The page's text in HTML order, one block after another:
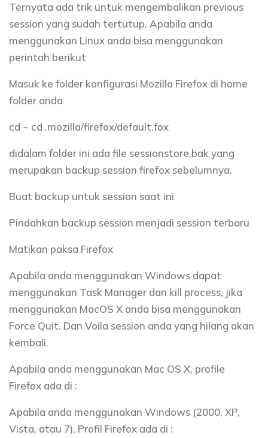
Ternyata ada trik untuk mengembalikan previous
session yang sudah tertutup. Apabila anda
menggunakan Linux anda bisa menggunakan
perintah berikut
Masuk ke folder konfigurasi Mozilla Firefox di home
folder anda
cd ~ cd .mozilla/firefox/default.fox
didalam folder ini ada file sessionstore.bak yang
merupakan backup session firefox sebelumnya.
Buat backup untuk session saat ini
Pindahkan backup session menjadi session terbaru
Matikan paksa Firefox
Apabila anda menggunakan Windows dapat
menggunakan Task Manager dan kill process, jika
menggunakan MacOS X anda bisa menggunakan
Force Quit. Dan Voila session anda yang hilang akan
kembali.
Apabila anda menggunakan Mac OS X, profile
Firefox ada di :
Apabila anda menggunakan Windows (2000, XP,
Vista, atau 7), Profil Firefox ada di :